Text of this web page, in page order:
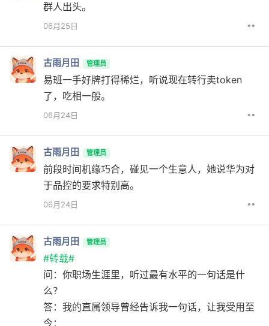
群人出头。
06月25日 ••
古雨月田 管理员
易班一手好牌打得稀烂，听说现在转行卖token
了，吃相一般。
06月24日 ••
古雨月田 管理员
前段时间机缘巧合，碰见一个生意人，她说华为对
于品控的要求特别高。
06月24日 ••
古雨月田 管理员
#转载#
问：你职场生涯里，听过最有水平的一句话是什
么？
答：我的直属领导曾经告诉我一句话，让我受用至
今：